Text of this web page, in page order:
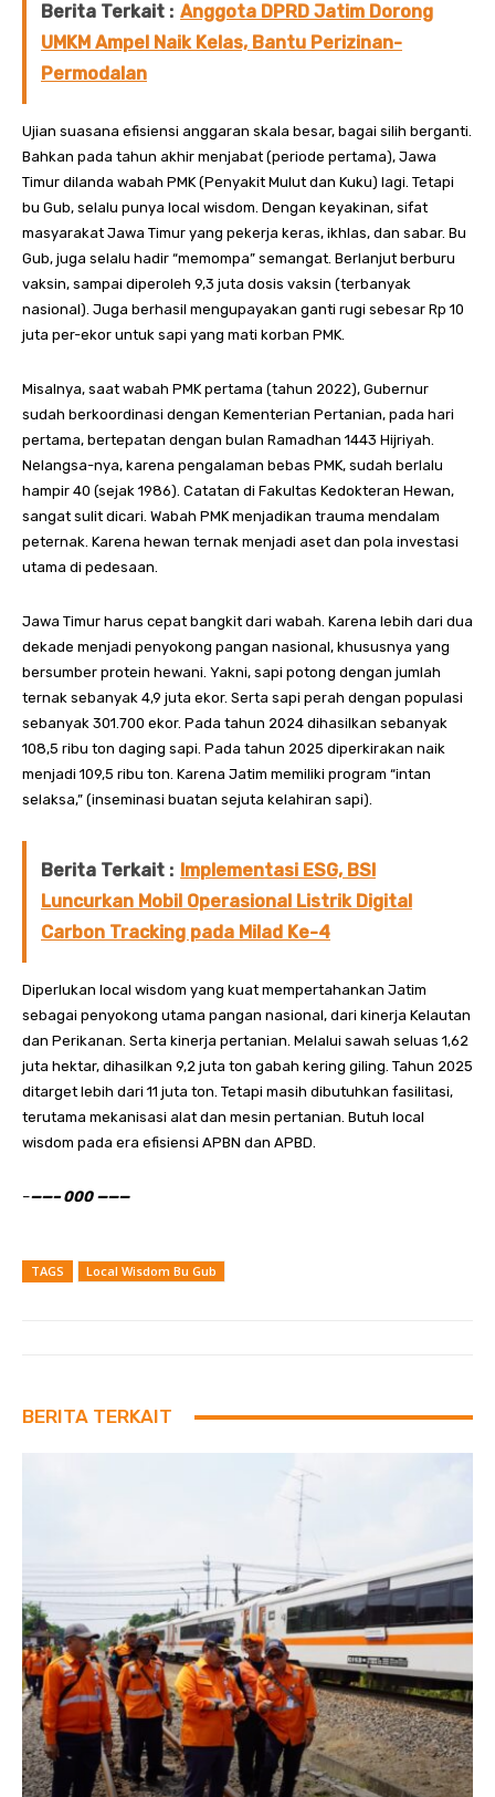
Berita Terkait : Anggota DPRD Jatim Dorong
UMKM Ampel Naik Kelas, Bantu Perizinan-
Permodalan
Ujian suasana efisiensi anggaran skala besar, bagai silih berganti.
Bahkan pada tahun akhir menjabat (periode pertama), Jawa
Timur dilanda wabah PMK (Penyakit Mulut dan Kuku) lagi. Tetapi
bu Gub, selalu punya local wisdom. Dengan keyakinan, sifat
masyarakat Jawa Timur yang pekerja keras, ikhlas, dan sabar. Bu
Gub, juga selalu hadir “memompa” semangat. Berlanjut berburu
vaksin, sampai diperoleh 9,3 juta dosis vaksin (terbanyak
nasional). Juga berhasil mengupayakan ganti rugi sebesar Rp 10
juta per-ekor untuk sapi yang mati korban PMK.
Misalnya, saat wabah PMK pertama (tahun 2022), Gubernur
sudah berkoordinasi dengan Kementerian Pertanian, pada hari
pertama, bertepatan dengan bulan Ramadhan 1443 Hijriyah.
Nelangsa-nya, karena pengalaman bebas PMK, sudah berlalu
hampir 40 (sejak 1986). Catatan di Fakultas Kedokteran Hewan,
sangat sulit dicari. Wabah PMK menjadikan trauma mendalam
peternak. Karena hewan ternak menjadi aset dan pola investasi
utama di pedesaan.
Jawa Timur harus cepat bangkit dari wabah. Karena lebih dari dua
dekade menjadi penyokong pangan nasional, khususnya yang
bersumber protein hewani. Yakni, sapi potong dengan jumlah
ternak sebanyak 4,9 juta ekor. Serta sapi perah dengan populasi
sebanyak 301.700 ekor. Pada tahun 2024 dihasilkan sebanyak
108,5 ribu ton daging sapi. Pada tahun 2025 diperkirakan naik
menjadi 109,5 ribu ton. Karena Jatim memiliki program “intan
selaksa,” (inseminasi buatan sejuta kelahiran sapi).
Berita Terkait : Implementasi ESG, BSI
Luncurkan Mobil Operasional Listrik Digital
Carbon Tracking pada Milad Ke-4
Diperlukan local wisdom yang kuat mempertahankan Jatim
sebagai penyokong utama pangan nasional, dari kinerja Kelautan
dan Perikanan. Serta kinerja pertanian. Melalui sawah seluas 1,62
juta hektar, dihasilkan 9,2 juta ton gabah kering giling. Tahun 2025
ditarget lebih dari 11 juta ton. Tetapi masih dibutuhkan fasilitasi,
terutama mekanisasi alat dan mesin pertanian. Butuh local
wisdom pada era efisiensi APBN dan APBD.
–——– 000 ———
TAGS Local Wisdom Bu Gub
BERITA TERKAIT